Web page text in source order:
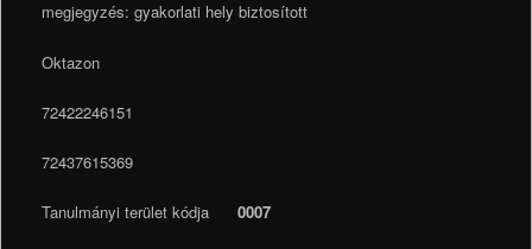
megjegyzés: gyakorlati hely biztosított
Oktazon
72422246151
72437615369
Tanulmányi terület kódja 0007